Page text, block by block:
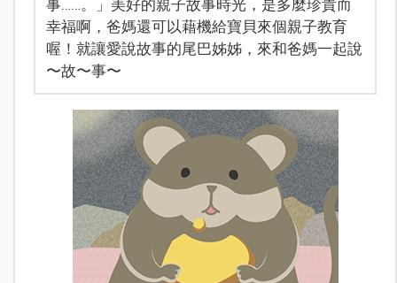
事……。」美好的親子故事時光，是多麼珍貴而
幸福啊，爸媽還可以藉機給寶貝來個親子教育
喔！就讓愛說故事的尾巴姊姊，來和爸媽一起說
〜故〜事〜